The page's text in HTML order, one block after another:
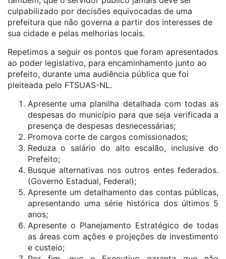
culpabilizado por decisões equivocadas de uma
prefeitura que não governa a partir dos interesses de
sua cidade e pelas melhorias locais.
Repetimos a seguir os pontos que foram apresentados
ao poder legislativo, para encaminhamento junto ao
prefeito, durante uma audiência pública que foi
pleiteada pelo FTSUAS-NL.
Apresente uma planilha detalhada com todas as
despesas do município para que seja verificada a
presença de despesas desnecessárias;
Promova corte de cargos comissionados;
Reduza o salário do alto escalão, inclusive do
Prefeito;
Busque alternativas nos outros entes federados.
(Governo Estadual, Federal);
Apresente um detalhamento das contas públicas,
apresentando uma série histórica dos últimos 5
anos;
Apresente o Planejamento Estratégico de todas
as áreas com ações e projeções de investimento
e custeio;